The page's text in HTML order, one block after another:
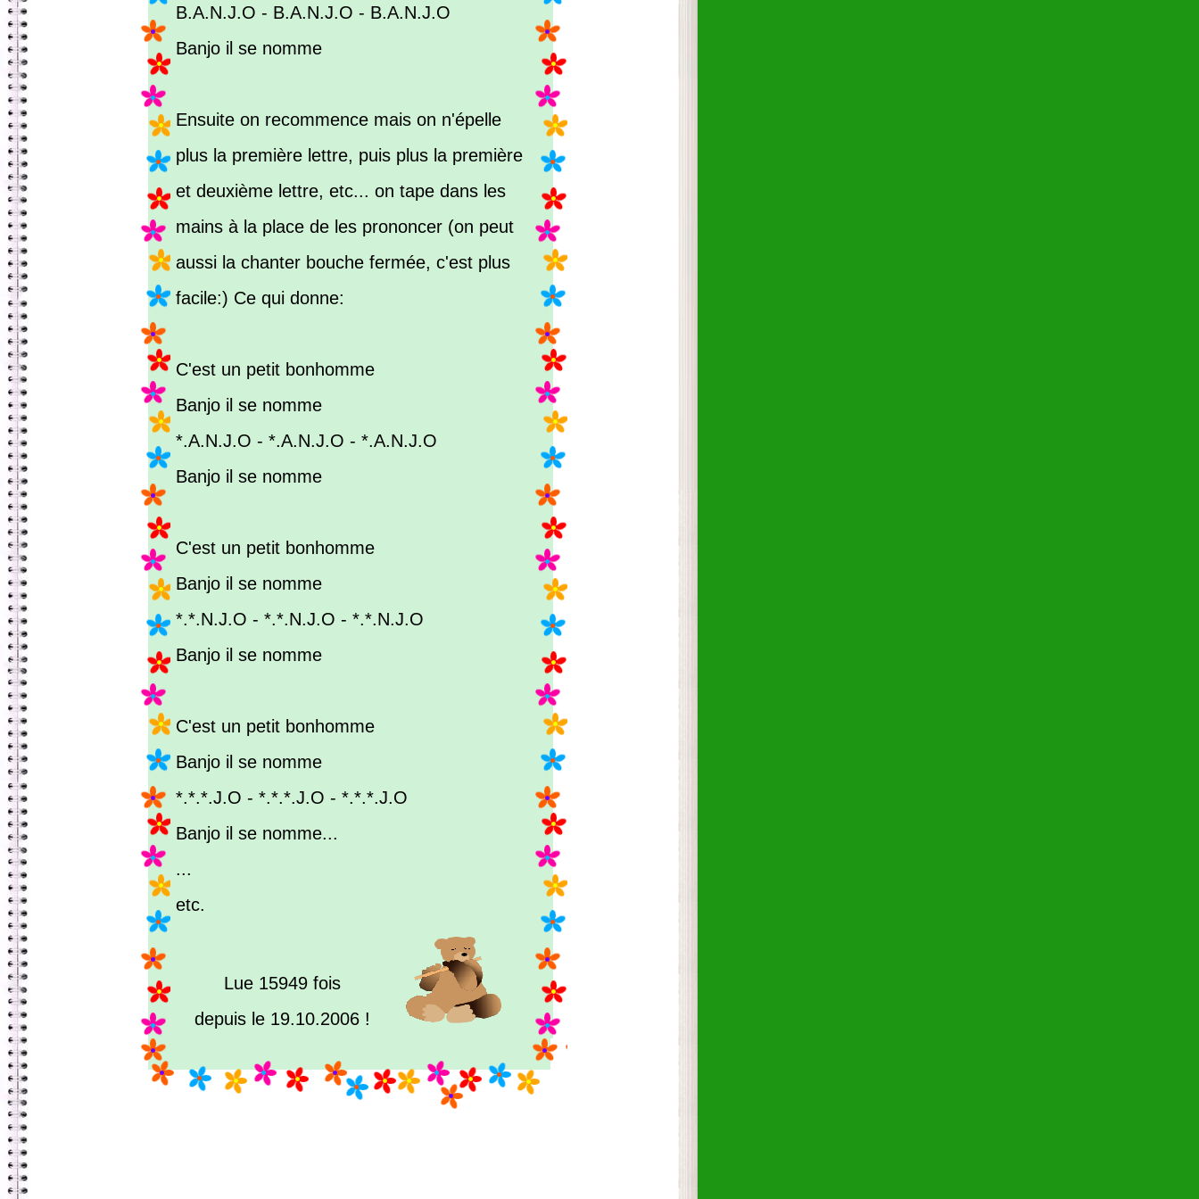
B.A.N.J.O - B.A.N.J.O - B.A.N.J.O
Banjo il se nomme
Ensuite on recommence mais on n'épelle
plus la première lettre, puis plus la première
et deuxième lettre, etc... on tape dans les
mains à la place de les prononcer (on peut
aussi la chanter bouche fermée, c'est plus
facile:) Ce qui donne:
C'est un petit bonhomme
Banjo il se nomme
*.A.N.J.O - *.A.N.J.O - *.A.N.J.O
Banjo il se nomme
C'est un petit bonhomme
Banjo il se nomme
*.*.N.J.O - *.*.N.J.O - *.*.N.J.O
Banjo il se nomme
C'est un petit bonhomme
Banjo il se nomme
*.*.*.J.O - *.*.*.J.O - *.*.*.J.O
Banjo il se nomme...
...
etc.
Lue 15949 fois
depuis le 19.10.2006 !